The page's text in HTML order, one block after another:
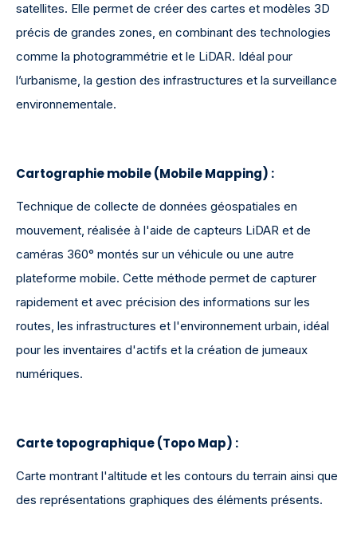
satellites. Elle permet de créer des cartes et modèles 3D
précis de grandes zones, en combinant des technologies
comme la photogrammétrie et le LiDAR. Idéal pour
l’urbanisme, la gestion des infrastructures et la surveillance
environnementale.
Cartographie mobile (Mobile Mapping) :
Technique de collecte de données géospatiales en
mouvement, réalisée à l'aide de capteurs LiDAR et de
caméras 360° montés sur un véhicule ou une autre
plateforme mobile. Cette méthode permet de capturer
rapidement et avec précision des informations sur les
routes, les infrastructures et l'environnement urbain, idéal
pour les inventaires d'actifs et la création de jumeaux
numériques.
Carte topographique (Topo Map) :
Carte montrant l'altitude et les contours du terrain ainsi que
des représentations graphiques des éléments présents.